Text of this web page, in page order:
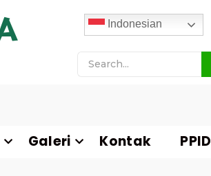
Indonesian
Galeri Kontak PPID